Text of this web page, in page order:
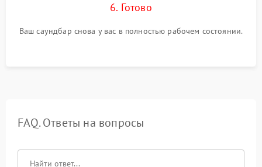
6. Готово
Ваш саундбар снова у вас в полностью рабочем состоянии.
FAQ. Ответы на вопросы